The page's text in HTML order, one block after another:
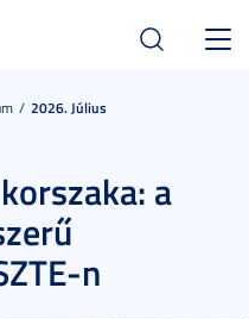
2026. Július
a
n